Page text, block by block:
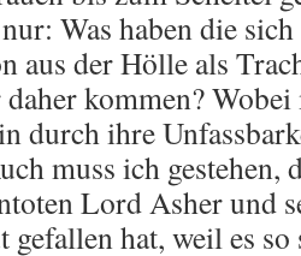
Was haben die
aus der Hölle als
kommen? Wobei
durch ihre
muss ich gestehen,
Lord Asher und
gefallen hat, weil es